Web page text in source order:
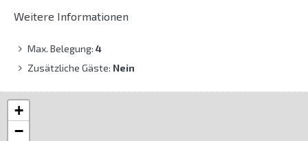
Weitere Informationen
Max. Belegung: 4
Zusätzliche Gäste: Nein
+
−